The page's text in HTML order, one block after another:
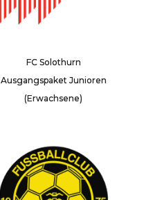
FC Solothurn
Ausgangspaket Junioren
(Erwachsene)